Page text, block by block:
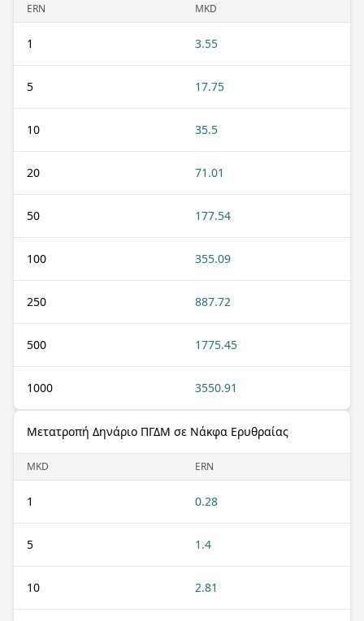
ERN MKD
1 3.55
5 17.75
10 35.5
20 71.01
50 177.54
100 355.09
250 887.72
500 1775.45
1000 3550.91
Μετατροπή Δηνάριο ΠΓΔΜ σε Νάκφα Ερυθραίας
MKD ERN
1 0.28
5 1.4
10 2.81